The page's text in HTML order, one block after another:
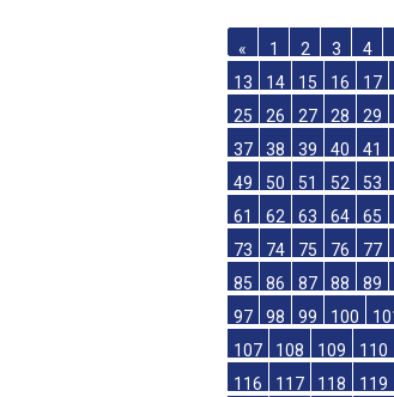
« 1 2 3 4
13
14 15 16 17
25
26 27 28 29
37
38 39 40 41
49
50 51 52 53
61
62 63 64 65
73
74 75 76 77
85
86 87 88 89
97
98 99 100 101